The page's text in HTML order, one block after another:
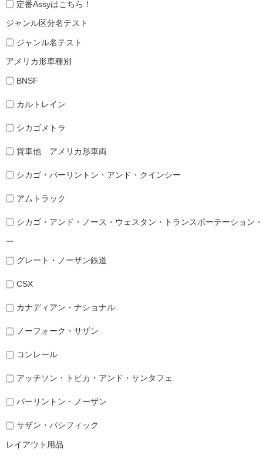
定番Assyはこちら！
ジャンル区分名テスト
ジャンル名テスト
アメリカ形車種別
BNSF
カルトレイン
シカゴメトラ
貨車他 アメリカ形車両
シカゴ・バーリントン・アンド・クインシー
アムトラック
シカゴ・アンド・ノース・ウェスタン・トランスポーテーション
ー
グレート・ノーザン鉄道
CSX
カナディアン・ナショナル
ノーフォーク・サザン
コンレール
アッチソン・トピカ・アンド・サンタフェ
バーリントン・ノーザン
サザン・パシフィック
レイアウト用品